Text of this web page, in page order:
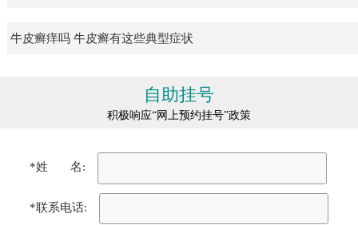
牛皮癣痒吗 牛皮癣有这些典型症状
自助挂号
积极响应“网上预约挂号”政策
*姓 名:
*联系电话: